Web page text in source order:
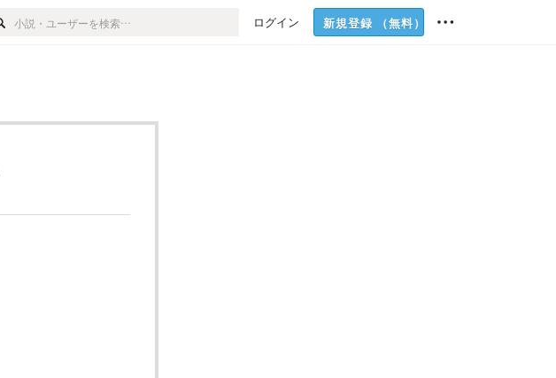
ログイン 新規登録 （無料）